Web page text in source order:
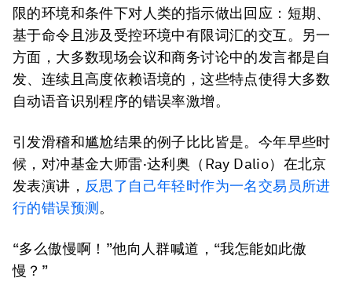
限的环境和条件下对人类的指示做出回应：短期、
基于命令且涉及受控环境中有限词汇的交互。另一
方面，大多数现场会议和商务讨论中的发言都是自
发、连续且高度依赖语境的，这些特点使得大多数
自动语音识别程序的错误率激增。
引发滑稽和尴尬结果的例子比比皆是。今年早些时
候，对冲基金大师雷·达利奥（Ray Dalio）在北京
发表演讲， 反思了自己年轻时作为一名交易员所进
行的错误预测 。
“多么傲慢啊！”他向人群喊道，“我怎能如此傲
慢？”